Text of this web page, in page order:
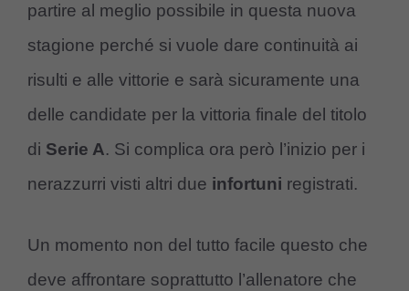
partire al meglio possibile in questa nuova
stagione perché si vuole dare continuità ai
risulti e alle vittorie e sarà sicuramente una
delle candidate per la vittoria finale del titolo
di Serie A. Si complica ora però l’inizio per i
nerazzurri visti altri due infortuni registrati.
Un momento non del tutto facile questo che
deve affrontare soprattutto l’allenatore che